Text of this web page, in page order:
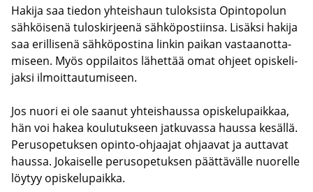
Ha­ki­ja saa tie­don yh­teis­haun tu­lok­sis­ta Opin­to­po­lun
säh­köi­se­nä tu­los­kir­jee­nä säh­kö­pos­tiin­sa. Li­säk­si ha­ki­ja
saa eril­li­se­nä säh­kö­pos­ti­na lin­kin pai­kan vas­taa­not­ta­
mi­seen. Myös op­pi­lai­tos lä­het­tää omat oh­jeet opis­ke­li­
jak­si il­moit­tau­tu­mi­seen.
Jos nuori ei ole saa­nut yh­teis­haus­sa opis­ke­lu­paik­kaa,
hän voi hakea kou­lu­tuk­seen jat­ku­vas­sa haus­sa ke­säl­lä.
Pe­rus­o­pe­tuk­sen opinto-​ohjaajat oh­jaa­vat ja aut­ta­vat
haus­sa. Jo­kai­sel­le pe­rus­o­pe­tuk­sen päät­tä­väl­le nuo­rel­le
löy­tyy opis­ke­lu­paik­ka.